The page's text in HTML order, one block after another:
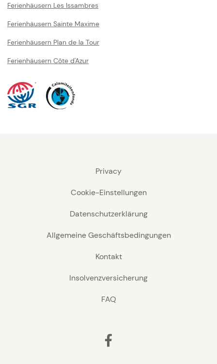
Ferienhäusern Les Issambres
Ferienhäusern Sainte Maxime
Ferienhäusern Plan de la Tour
Ferienhäusern Côte d'Azur
Privacy
Cookie-Einstellungen
Datenschutzerklärung
Allgemeine Geschäftsbedingungen
Kontakt
Insolvenzversicherung
FAQ
Facebook